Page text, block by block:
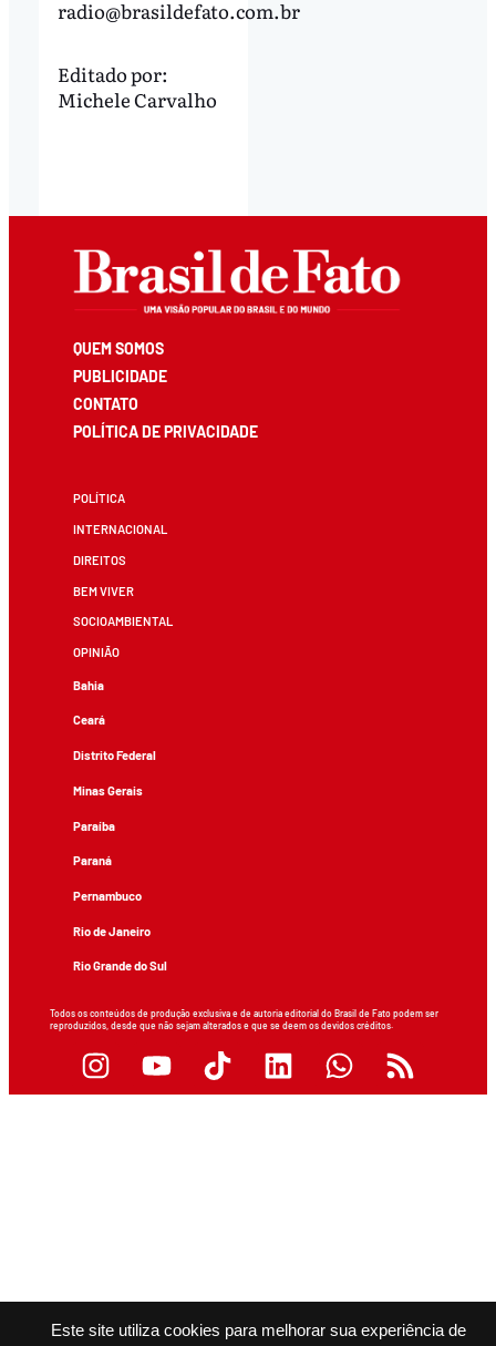
Este site utiliza cookies para melhorar sua experiência de
radio@brasildefato.com.br
Editado por:
Michele Carvalho
QUEM SOMOS
PUBLICIDADE
CONTATO
POLÍTICA DE PRIVACIDADE
POLÍTICA
INTERNACIONAL
DIREITOS
BEM VIVER
SOCIOAMBIENTAL
OPINIÃO
Bahia
Ceará
Distrito Federal
Minas Gerais
Paraíba
Paraná
Pernambuco
Rio de Janeiro
Rio Grande do Sul
Todos os conteúdos de produção exclusiva e de autoria editorial do Brasil de Fato podem ser
reproduzidos, desde que não sejam alterados e que se deem os devidos créditos.